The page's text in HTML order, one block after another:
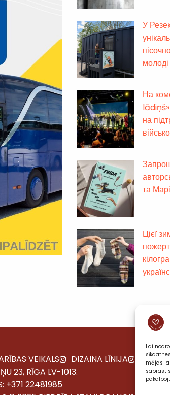
Lai
mājas
saprast
У
молоді
На
на
та
Цієї
VEIKALS DIZAINA LĪNIJA
23, RĪGA LV-1013.
+371 22481985